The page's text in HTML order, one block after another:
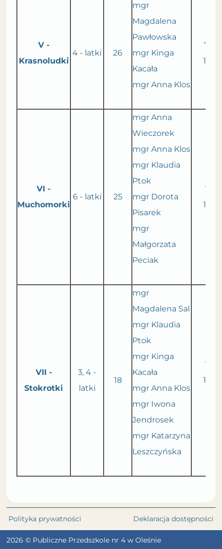
V -
Krasnoludki
4 - latki 26
mgr
Magdalena
Pawłowska
mgr Kinga
Kacała
mgr Anna Klos
VI -
Muchomorki
6 - latki 25
mgr Anna
Wieczorek
mgr Anna Klos
mgr Klaudia
Ptok
mgr Dorota
Pisarek
mgr
Małgorzata
Peciak
VII -
Stokrotki
3, 4 -
latki
18
mgr
Magdalena Sal
mgr Klaudia
Ptok
mgr Kinga
Kacała
mgr Anna Klos
mgr Iwona
Jendrosek
mgr Katarzyna
Leszczyńska
Polityka prywatności Deklaracja dostępności
2026 © Publiczne Przedszkole nr 4 w Oleśnie